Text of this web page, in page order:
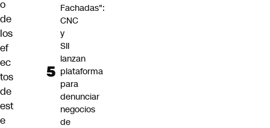
o
de
los
ef
ec
tos
de
est
e
Fachadas":
CNC
y
SII
lanzan
plataforma
para
denunciar
negocios
de